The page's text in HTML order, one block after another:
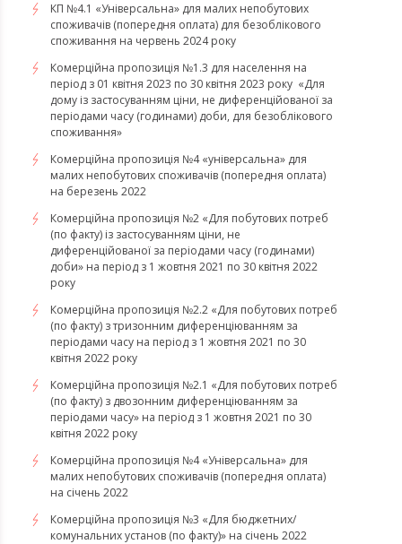
КП №4.1 «Універсальна» для малих непобутових
споживачів (попередня оплата) для безоблікового
споживання на червень 2024 року
​​​​​​​Комерційна пропозиція №1.3 для населення на
період з 01 квітня 2023 по 30 квітня 2023 року «Для
дому із застосуванням ціни, не диференційованої за
періодами часу (годинами) доби, для безоблікового
споживання»
​​​​​​​Комерційна пропозиція №4 «універсальна» для
малих непобутових споживачів (попередня оплата)
на березень 2022
Комерційна пропозиція №2 «Для побутових потреб
(по факту) із застосуванням ціни, не
диференційованої за періодами часу (годинами)
доби» на період з 1 жовтня 2021 по 30 квітня 2022
року
Комерційна пропозиція №2.2 «Для побутових потреб
(по факту) з тризонним диференціюванням за
періодами часу на період з 1 жовтня 2021 по 30
квітня 2022 року
Комерційна пропозиція №2.1 «Для побутових потреб
(по факту) з двозонним диференціюванням за
періодами часу» на період з 1 жовтня 2021 по 30
квітня 2022 року
Комерційна пропозиція №4 «Універсальна» для
малих непобутових споживачів (попередня оплата)
на січень 2022
Комерційна пропозиція №3 «Для бюджетних/
комунальних установ (по факту)» на січень 2022